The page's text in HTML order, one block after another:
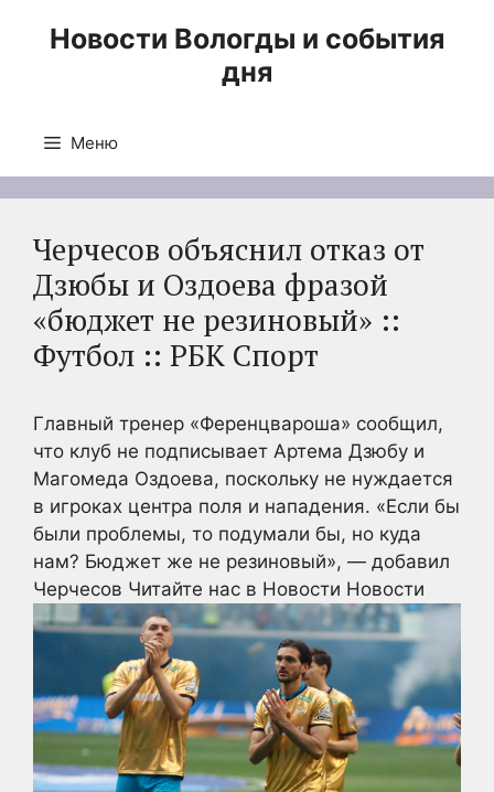
Новости Вологды и события
дня
Меню
Черчесов объяснил отказ от
Дзюбы и Оздоева фразой
«бюджет не резиновый» ::
Футбол :: РБК Спорт
Главный тренер «Ференцвароша» сообщил,
что клуб не подписывает Артема Дзюбу и
Магомеда Оздоева, поскольку не нуждается
в игроках центра поля и нападения. «Если бы
были проблемы, то подумали бы, но куда
нам? Бюджет же не резиновый», — добавил
Черчесов Читайте нас в Новости Новости